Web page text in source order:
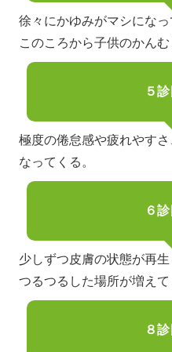
徐々にかゆみがマシになっ
このころから子供のかんむ
５
極度の倦怠感や疲れやす
なってくる。
６
少しずつ皮膚の状態が再
つるつるした場所が増え
８